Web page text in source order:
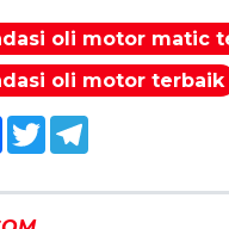
oli motor matic
oli motor terbaik
Facebook
TwitterTelegram